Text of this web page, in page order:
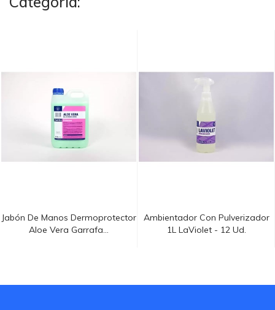
Jabón De Manos Dermoprotector
Aloe Vera Garrafa...
Ambientador Con Pulverizador
1L LaViolet - 12 Ud.